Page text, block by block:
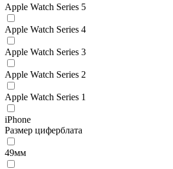
Apple Watch Series 5
Apple Watch Series 4
Apple Watch Series 3
Apple Watch Series 2
Apple Watch Series 1
iPhone
Размер циферблата
49мм